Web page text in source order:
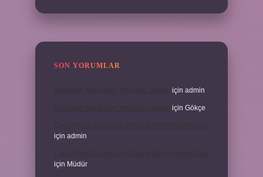
SON YORUMLAR
için admin
için Gökçe
için admin
için Müdür